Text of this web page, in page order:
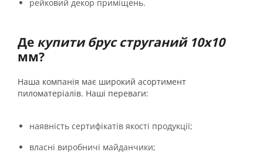
рейковий декор приміщень.
Де купити брус струганий 10х10
мм?
Наша компанія має широкий асортимент
пиломатеріалів. Наші переваги:
наявність сертифікатів якості продукції;
власні виробничі майданчики;